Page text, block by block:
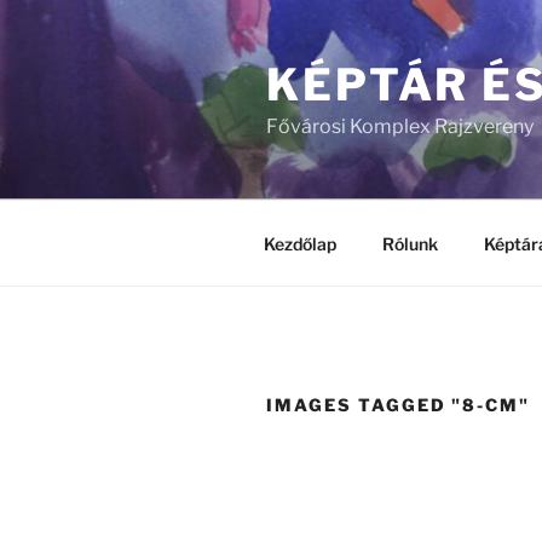
Tartalomhoz
KÉPTÁR
Fővárosi Komplex Rajzvereny
Kezdőlap Rólunk
IMAGES TAGGED "8-CM"